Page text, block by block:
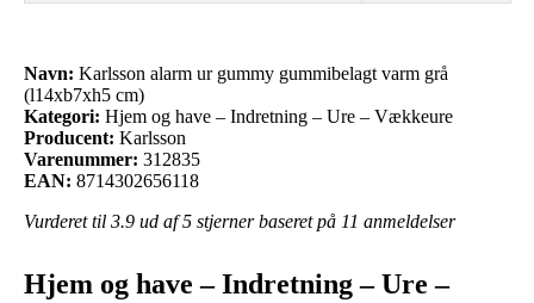
Navn: Karlsson alarm ur gummy gummibelagt varm grå
(l14xb7xh5 cm)
Kategori: Hjem og have – Indretning – Ure – Vækkeure
Producent: Karlsson
Varenummer: 312835
EAN: 8714302656118
Vurderet til 3.9 ud af 5 stjerner baseret på 11 anmeldelser
Hjem og have – Indretning – Ure –